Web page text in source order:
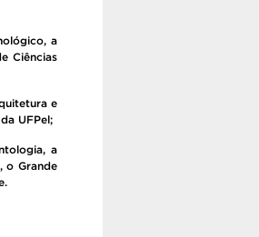
a
Ciências
e
UFPel;
a
o Grande